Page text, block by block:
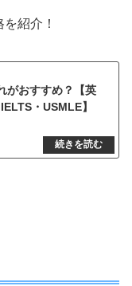
紹介！
がおすすめ？【英
・USMLE】